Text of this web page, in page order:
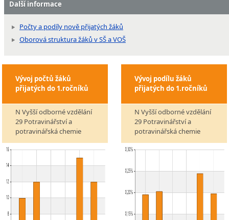
Další informace
Počty a podíly nově přijatých žáků
Oborová struktura žáků v SŠ a VOŠ
Vývoj počtů žáků
přijatých do 1.ročníků
N Vyšší odborné vzdělání
29 Potravinářství a
potravinářská chemie
Vývoj podílu žáků
přijatých do 1.ročníků
N Vyšší odborné vzdělání
29 Potravinářství a
potravinářská chemie